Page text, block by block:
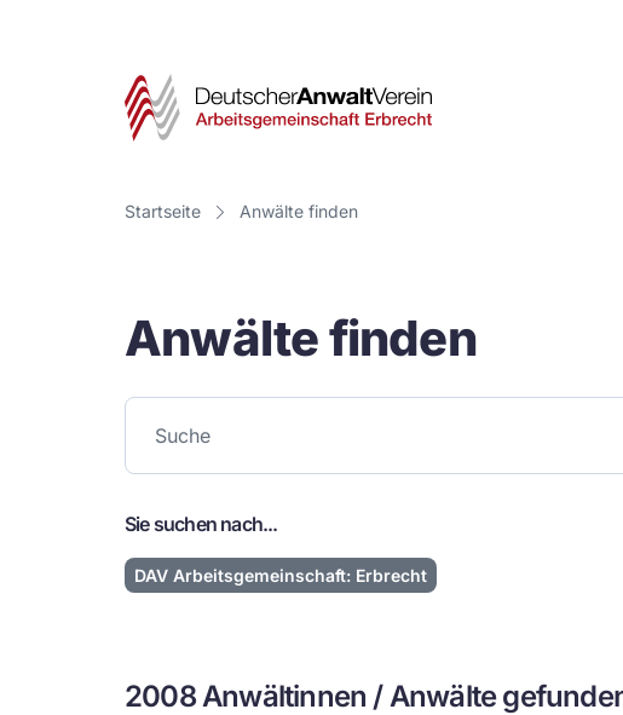
Startseite Anwälte finden
Anwälte finden
Sie suchen nach...
DAV Arbeitsgemeinschaft: Erbrecht
2008 Anwältinnen / Anwälte